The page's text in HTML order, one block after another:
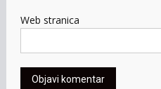
Web stranica